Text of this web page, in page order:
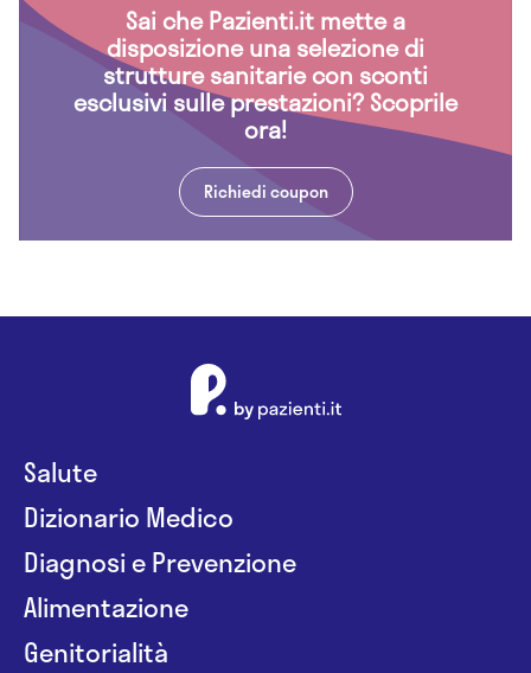
Sai che Pazienti.it mette a
disposizione una selezione di
strutture sanitarie con sconti
esclusivi sulle prestazioni? Scoprile
ora!
Richiedi coupon
Salute
Dizionario Medico
Diagnosi e Prevenzione
Alimentazione
Genitorialità